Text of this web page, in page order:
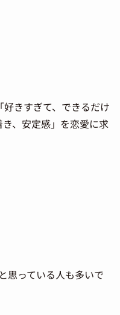
きすぎて、できるだけ
、安定感」を恋愛に求
思っている人も多いで